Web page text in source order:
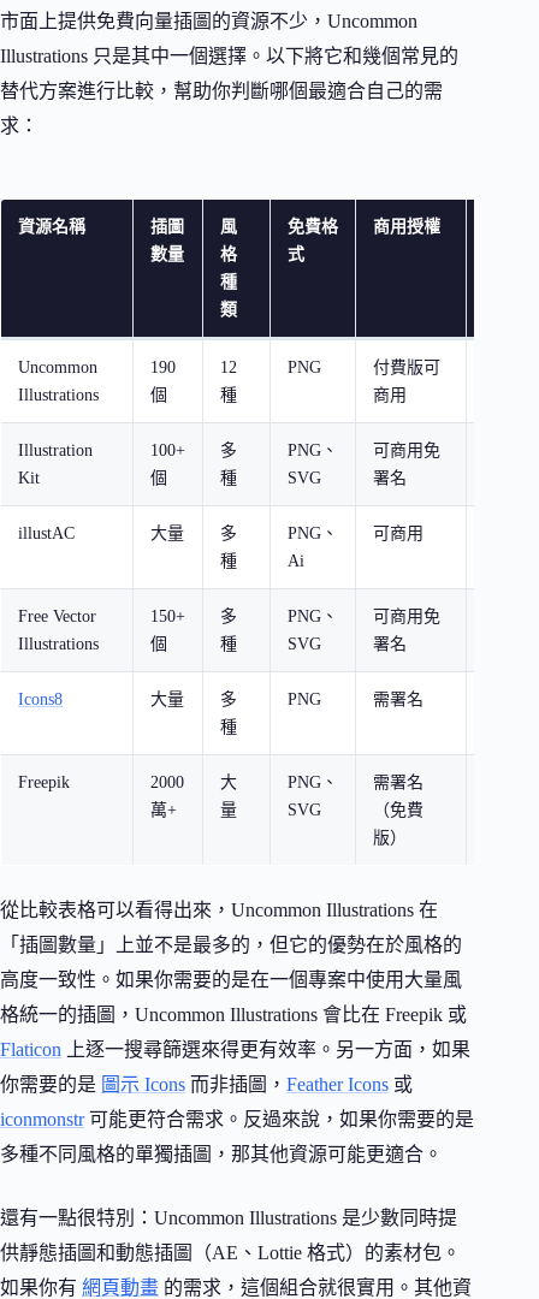
市面上提供免費向量插圖的資源不少，Uncommon
Illustrations 只是其中一個選擇。以下將它和幾個常見的
替代方案進行比較，幫助你判斷哪個最適合自己的需
求：
資源名稱
插圖
數量
風
格
種
類
免費格
式
商用授權
Uncommon
Illustrations
190
個
12
種
PNG
付費版可
商用
Illustration
Kit
100+
個
多
種
PNG、
SVG
可商用免
署名
illustAC 大量
多
種
PNG、
Ai
可商用
Free Vector
Illustrations
150+
個
多
種
PNG、
SVG
可商用免
署名
Icons8 大量
多
種
PNG 需署名
Freepik
2000
萬+
大
量
PNG、
SVG
需署名
（免費
版）
從比較表格可以看得出來，Uncommon Illustrations 在
「插圖數量」上並不是最多的，但它的優勢在於風格的
高度一致性。如果你需要的是在一個專案中使用大量風
格統一的插圖，Uncommon Illustrations 會比在 Freepik 或
Flaticon 上逐一搜尋篩選來得更有效率。另一方面，如果
你需要的是 圖示 Icons 而非插圖， Feather Icons 或
iconmonstr可能更符合需求。反過來說，如果你需要的是
多種不同風格的單獨插圖，那其他資源可能更適合。
還有一點很特別：Uncommon Illustrations 是少數同時提
供靜態插圖和動態插圖（AE、Lottie 格式）的素材包。
如果你有 網頁動畫 的需求，這個組合就很實用。其他資